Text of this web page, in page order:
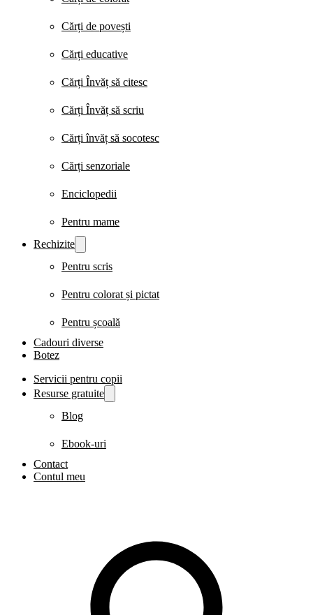
Cărți de povești
Cărți educative
Cărți Învăț să citesc
Cărți Învăț să scriu
Cărți învăț să socotesc
Cărți senzoriale
Enciclopedii
Pentru mame
Rechizite
Pentru scris
Pentru colorat și pictat
Pentru școală
Cadouri diverse
Botez
Servicii pentru copii
Resurse gratuite
Blog
Ebook-uri
Contact
Contul meu